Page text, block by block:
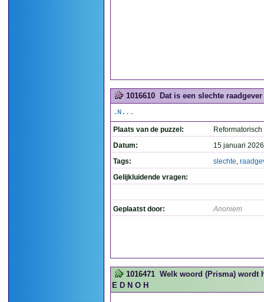
1016610 Dat is een slechte raadgever
.N...
Plaats van de puzzel:
Datum:
15 januari
Tags:
slechte,
Gelijkluidende vragen:
Geplaatst door: Anoniem
1016471 Welk woord (Prisma) wordt
E D N O H